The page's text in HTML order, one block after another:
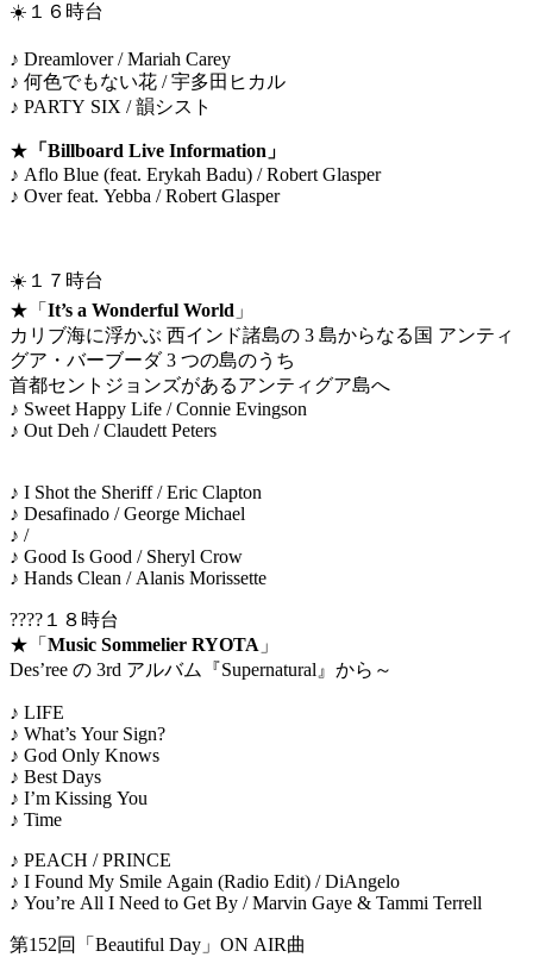
☀️１６時台
♪ Dreamlover / Mariah Carey
♪ 何色でもない花 / 宇多田ヒカル
♪ PARTY SIX / 韻シスト
★ 「Billboard Live Information」
♪ Aflo Blue (feat. Erykah Badu) / Robert Glasper
♪ Over feat. Yebba / Robert Glasper
☀️１７時台
★「 It’s a Wonderful World 」
カリブ海に浮かぶ ⻄インド諸島の 3 島からなる国 アンティ
グア・バーブーダ 3 つの島のうち
首都セントジョンズがあるアンティグア島へ
♪ Sweet Happy Life / Connie Evingson
♪ Out Deh / Claudett Peters
♪ I Shot the Sheriff / Eric Clapton
♪ Desafinado / George Michael
♪ /
♪ Good Is Good / Sheryl Crow
♪ Hands Clean / Alanis Morissette
????１８時台
★「 Music Sommelier RYOTA 」
Desʼree の 3rd アルバム『Supernatural』から～
♪ LIFE
♪ What’s Your Sign?
♪ God Only Knows
♪ Best Days
♪ I’m Kissing You
♪ Time
♪ PEACH / PRINCE
♪ I Found My Smile Again (Radio Edit) / DiAngelo
♪ You’re All I Need to Get By / Marvin Gaye & Tammi Terrell
第152回「Beautiful Day」ON AIR曲